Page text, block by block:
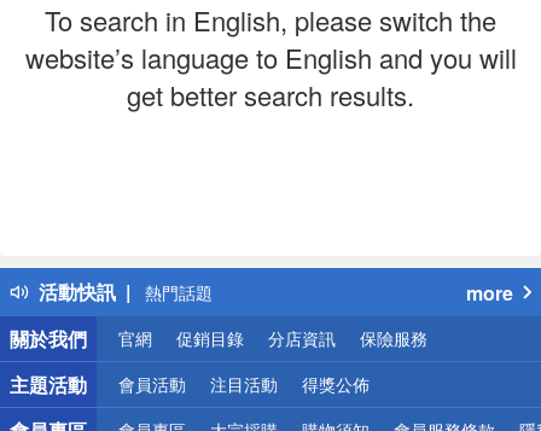
To search in English, please switch the
website’s language to English and you will
get better search results.
活動快訊
得獎公告
熱門話題
銀行優惠
偏遠地區配送
詐騙網頁！請小心！
more
關於我們
官網 促銷目錄 分店資訊 保險服務
主題活動 會員活動 注目活動 得獎公佈